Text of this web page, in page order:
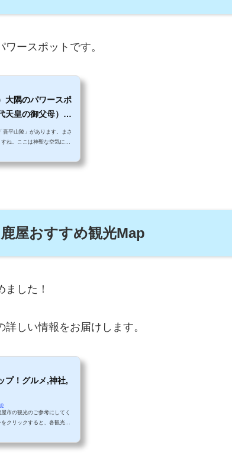
ースポットです。
大隅のパワースポ
天皇の御父母）が
吾平山陵」があります。まさ
ね。ここは神聖な空気にに
われるような気持ちがしま
屋おすすめ観光Map
した！
しい情報をお届けします。
プ！グルメ,神社,
市の観光のご参考にしてく
クリックすると、各観光ス
スポット特集鹿屋市のおすす